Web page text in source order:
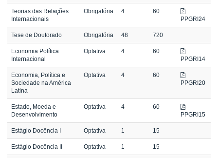
Teorias das Relações
Internacionais
Obrigatória 4
60
PPGRI24
Tese de Doutorado Obrigatória 48 720
Economia Política
Internacional
Optativa 4
60
PPGRI14
Economia, Política e
Sociedade na América
Latina
Optativa 4
60
PPGRI20
Estado, Moeda e
Desenvolvimento
Optativa 4
60
PPGRI15
Estágio Docência I Optativa 1 15
Estágio Docência II Optativa 1 15